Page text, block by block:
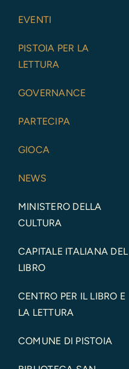
EVENTI
PISTOIA PER LA
LETTURA
GOVERNANCE
PARTECIPA
GIOCA
NEWS
MINISTERO DELLA
CULTURA
CAPITALE ITALIANA DEL
LIBRO
CENTRO PER IL LIBRO E
LA LETTURA
COMUNE DI PISTOIA